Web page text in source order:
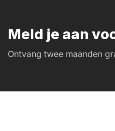
Meld je aan
Ontvang twee maanden